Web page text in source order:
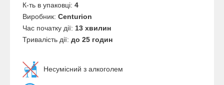
К-ть в упаковці: 4
Виробник: Centurion
Час початку дії: 13 хвилин
Тривалість дії: до 25 годин
Несумісний з алкоголем